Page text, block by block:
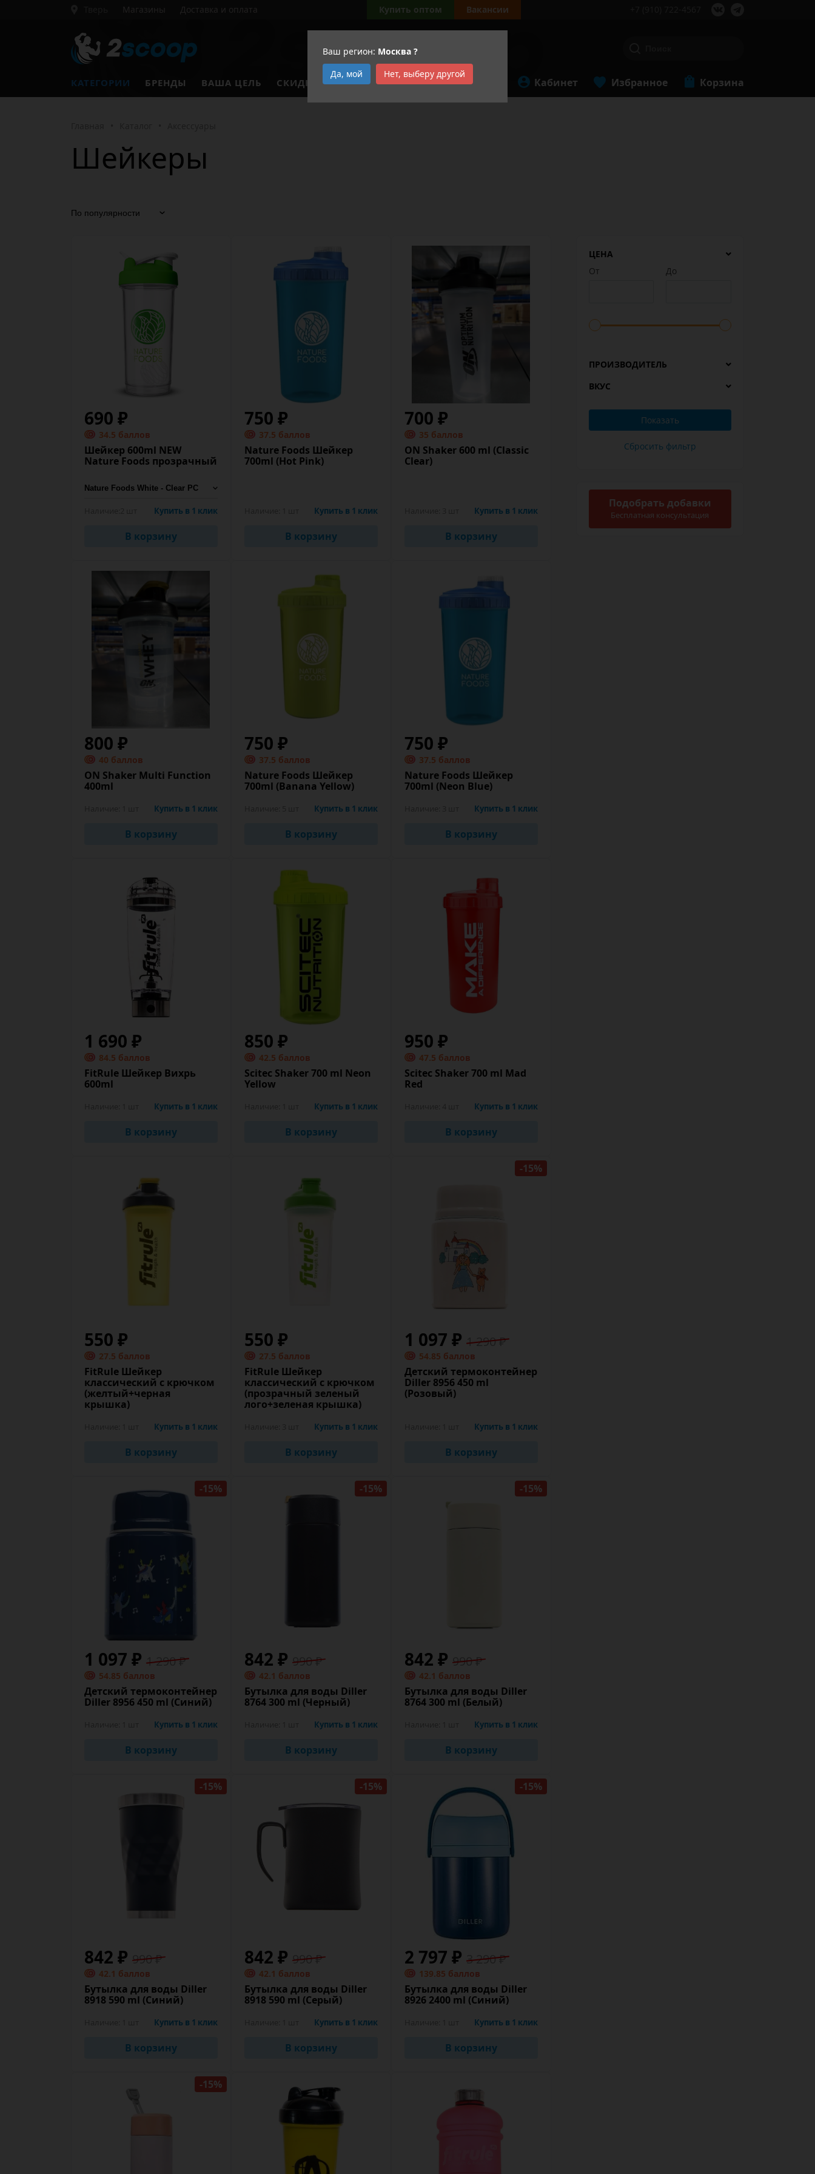
Ваш регион: Москва ?
Да, мой
Нет, выберу другой
Магазины Доставка и оплата Купить оптом Вакансии
КАТЕГОРИИ БРЕНДЫ ВАША ЦЕЛЬ СКИДКИ АКЦИИ Кабинет Избранное Корзина
Шейкеры
ЦЕНА
От
До
ПРОИЗВОДИТЕЛЬ
ВКУС
Подобрать добавки
Бесплатная консультация
690 ₽
34.5 баллов
Шейкер 600ml NEW
Nature Foods прозрачный
Купить в 1 клик
В корзину
750 ₽
37.5 баллов
Nature Foods Шейкер
700ml (Hot Pink)
Купить в 1 клик
В корзину
700 ₽
35 баллов
ON Shaker 600 ml (Classic
Clear)
Купить в 1 клик
В корзину
800 ₽
40 баллов
ON Shaker Multi Function
400ml
Купить в 1 клик
В корзину
750 ₽
37.5 баллов
Nature Foods Шейкер
700ml (Banana Yellow)
Купить в 1 клик
В корзину
750 ₽
37.5 баллов
Nature Foods Шейкер
700ml (Neon Blue)
Купить в 1 клик
В корзину
1 690 ₽
84.5 баллов
FitRule Шейкер Вихрь
600ml
Купить в 1 клик
В корзину
850 ₽
42.5 баллов
Scitec Shaker 700 ml Neon
Yellow
Купить в 1 клик
В корзину
950 ₽
47.5 баллов
Scitec Shaker 700 ml Mad
Red
Купить в 1 клик
В корзину
550 ₽
27.5 баллов
FitRule Шейкер
классический с крючком
(желтый+черная
крышка)
Купить в 1 клик
В корзину
550 ₽
27.5 баллов
FitRule Шейкер
классический с крючком
(прозрачный зеленый
лого+зеленая крышка)
Купить в 1 клик
В корзину
-15%
1 097 ₽1 290 ₽
54.85 баллов
Детский термоконтейнер
Diller 8956 450 ml
(Розовый)
Купить в 1 клик
В корзину
-15%
1 097 ₽ 1 290 ₽
54.85 баллов
Детский термоконтейнер
Diller 8956 450 ml (Синий)
Купить в 1 клик
В корзину
-15%
842 ₽990 ₽
42.1 баллов
Бутылка для воды Diller
8764 300 ml (Черный)
Купить в 1 клик
В корзину
-15%
842 ₽990 ₽
42.1 баллов
Бутылка для воды Diller
8764 300 ml (Белый)
Купить в 1 клик
В корзину
-15%
842 ₽ 990 ₽
42.1 баллов
Бутылка для воды Diller
8918 590 ml (Синий)
Купить в 1 клик
В корзину
-15%
842 ₽990 ₽
42.1 баллов
Бутылка для воды Diller
8918 590 ml (Серый)
Купить в 1 клик
В корзину
-15%
2 797 ₽3 290 ₽
139.85 баллов
Бутылка для воды Diller
8926 2400 ml (Синий)
Купить в 1 клик
В корзину
-15%